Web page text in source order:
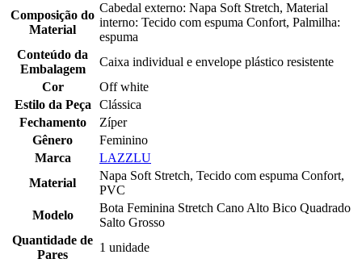
Composição do
Material
Cabedal externo: Napa Soft Stretch, Material
interno: Tecido com espuma Confort, Palmilha:
espuma
Conteúdo da
Embalagem
Caixa individual e envelope plástico resistente
Cor
Off white
Estilo da Peça
Clássica
Fechamento
Zíper
Gênero
Feminino
Marca
LAZZLU
Material
Napa Soft Stretch, Tecido com espuma Confort,
PVC
Modelo
Bota Feminina Stretch Cano Alto Bico Quadrado
Salto Grosso
Quantidade de
Pares
1 unidade